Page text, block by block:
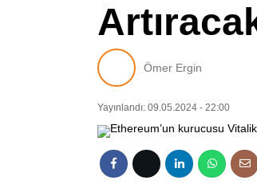
Ömer Ergin
Yayınlandı: 09.05.2024 - 22:00